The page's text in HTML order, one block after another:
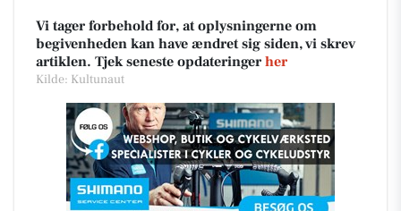
Vi tager forbehold for, at oplysningerne om
begivenheden kan have ændret sig siden, vi skrev
artiklen. Tjek seneste opdateringer her
Kilde: Kultunaut